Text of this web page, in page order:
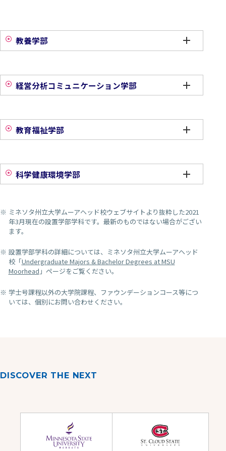
教養学部
経営分析コミュニケーション学部
教育福祉学部
科学健康環境学部
ミネソタ州立大学ムーアヘッド校ウェブサイトより抜粋した2021
年3月現在の設置学部学科です。最新のものではない場合がござい
ます。
設置学部学科の詳細については、ミネソタ州立大学ムーアヘッド
校「Undergraduate Majors & Bachelor Degrees at MSU
Moorhead 」ページをご覧ください。
学士号課程以外の大学院課程、ファウンデーションコース等につ
いては、個別にお問い合わせください。
DISCOVER THE NEXT